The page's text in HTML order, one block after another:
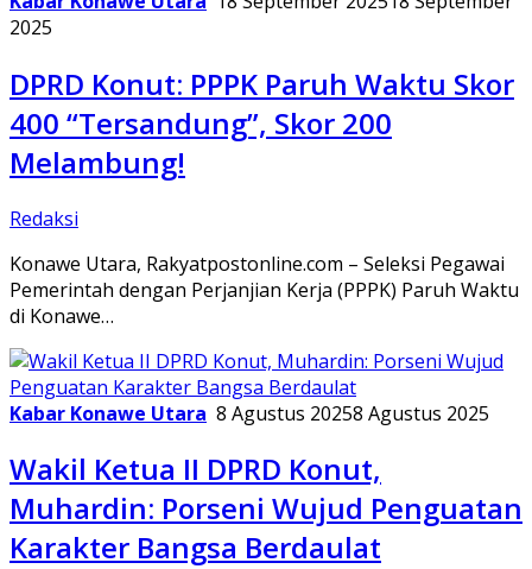
2025
DPRD Konut: PPPK Paruh Waktu Skor
400 “Tersandung”, Skor 200
Melambung!
Redaksi
Konawe Utara, Rakyatpostonline.com – Seleksi Pegawai
Pemerintah dengan Perjanjian Kerja (PPPK) Paruh Waktu
di Konawe…
Kabar Konawe Utara 8 Agustus 20258 Agustus 2025
Wakil Ketua II DPRD Konut,
Muhardin: Porseni Wujud Penguatan
Karakter Bangsa Berdaulat